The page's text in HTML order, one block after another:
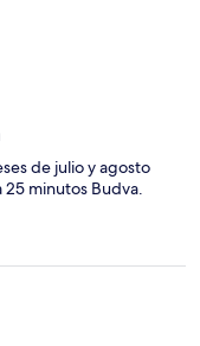
de julio y agosto
25 minutos Budva.